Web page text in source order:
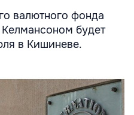
валютного фонда
будет
в Кишиневе.